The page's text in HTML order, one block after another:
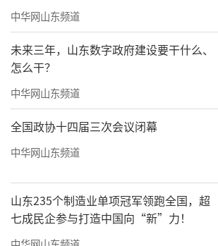
事实上，华泰制药此前已因
件进入公众视野。
2025年7月，市场监管总局
武汉用通医药有限公司（下称
收购华泰制药股权，并要求相
前状态。
市场监管总局认定，武汉
酸罂粟碱原料药全国主要供应
药则是下游盐酸罂粟碱注射剂
业。
中华网山东频道
未来三年，山东数字政府建设要干什么、
怎么干？
中华网山东频道
全国政协十四届三次会议闭幕
中华网山东频道
山东235个制造业单项冠军领跑全国，超
七成民企参与打造中国向“新”力！